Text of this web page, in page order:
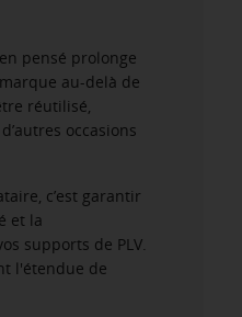
pensé prolonge
au-delà de
réutilisé,
occasions
c’est garantir
et la
supports de PLV.
l'étendue de